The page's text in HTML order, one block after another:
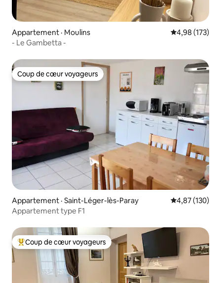
Appartement · Moulins Note
4,98 (173)
- Le Gambetta -
Coup de cœur voyageurs
Coup de cœur voyageurs
Appartement · Saint-Léger-lès-Paray Note
4,87 (130)
Appartement type F1
Coup de cœur voyageurs parmi les plus aimés
Coup de cœur voyageurs